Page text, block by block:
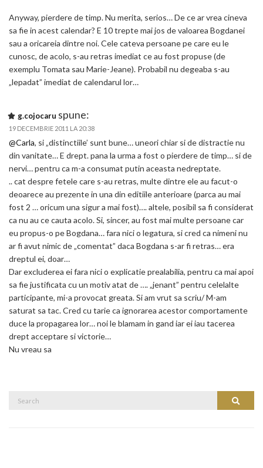
Anyway, pierdere de timp. Nu merita, serios… De ce ar vrea cineva
sa fie in acest calendar? E 10 trepte mai jos de valoarea Bogdanei
sau a oricareia dintre noi. Cele cateva persoane pe care eu le
cunosc, de acolo, s-au retras imediat ce au fost propuse (de
exemplu Tomata sau Marie-Jeane). Probabil nu degeaba s-au
„lepadat” imediat de calendarul lor…
g.cojocaru spune:
19 DECEMBRIE 2011 LA 20:38
@Carla, si „distinctiile’ sunt bune… uneori chiar si de distractie nu
din vanitate… E drept. pana la urma a fost o pierdere de timp… si de
nervi… pentru ca m-a consumat putin aceasta nedreptate.
.. cat despre fetele care s-au retras, multe dintre ele au facut-o
deoarece au prezente in una din editiile anterioare (parca au mai
fost 2 … oricum una sigur a mai fost)…. altele, posibil sa fi considerat
ca nu au ce cauta acolo. Si, sincer, au fost mai multe persoane car
eu propus-o pe Bogdana… fara nici o legatura, si cred ca nimeni nu
ar fi avut nimic de „comentat” daca Bogdana s-ar fi retras… era
dreptul ei, doar…
Dar excluderea ei fara nici o explicatie prealabilia, pentru ca mai apoi
sa fie justificata cu un motiv atat de …. „jenant” pentru celelalte
participante, mi-a provocat greata. Si am vrut sa scriu/ M-am
saturat sa tac. Cred cu tarie ca ignorarea acestor comportamente
duce la propagarea lor… noi le blamam in gand iar ei iau tacerea
drept acceptare si victorie…
Nu vreau sa
Search